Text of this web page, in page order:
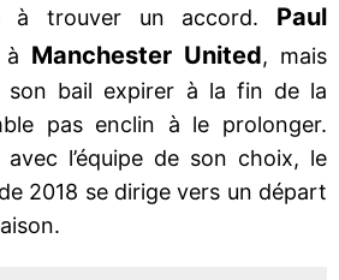
à trouver un accord. Paul
à Manchester United, mais
son bail expirer à la fin de la
pas enclin à le prolonger.
l’équipe de son choix, le
2018 se dirige vers un départ